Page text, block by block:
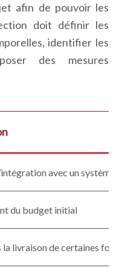
afin de pouvoir les
doit définir les
identifier les
des mesures
avec un
du budget initial
la livraison de certaines